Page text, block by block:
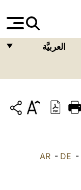
العربيَّة
ITALIANO
AR- DE -